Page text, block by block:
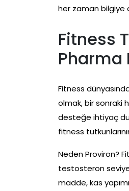
her zaman bilgiye
Fitness
Pharma
Fitness
olmak, bir sonraki
desteğe ihtiyaç
fitness
Neden Proviron?
testosteron
madde, kas